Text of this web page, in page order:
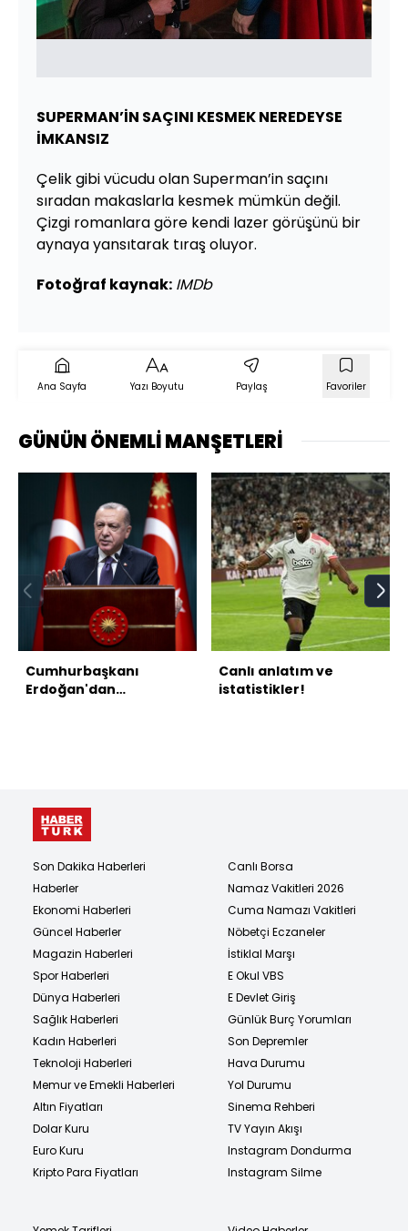
SUPERMAN’İN SAÇINI KESMEK NEREDEYSE
İMKANSIZ
Çelik gibi vücudu olan Superman’in saçını
sıradan makaslarla kesmek mümkün değil.
Çizgi romanlara göre kendi lazer görüşünü bir
aynaya yansıtarak tıraş oluyor.
Fotoğraf kaynak: IMDb
Ana Sayfa Yazı Boyutu Paylaş Favoriler
GÜNÜN ÖNEMLİ MANŞETLERİ
Cumhurbaşkanı
Erdoğan'dan
Canlı anlatım ve
istatistikler!
Son Dakika Haberleri
Haberler
Ekonomi Haberleri
Güncel Haberler
Magazin Haberleri
Spor Haberleri
Dünya Haberleri
Sağlık Haberleri
Kadın Haberleri
Teknoloji Haberleri
Memur ve Emekli Haberleri
Altın Fiyatları
Dolar Kuru
Euro Kuru
Kripto Para Fiyatları
Canlı Borsa
Namaz Vakitleri 2026
Cuma Namazı Vakitleri
Nöbetçi Eczaneler
İstiklal Marşı
E Okul VBS
E Devlet Giriş
Günlük Burç Yorumları
Son Depremler
Hava Durumu
Yol Durumu
Sinema Rehberi
TV Yayın Akışı
Instagram Dondurma
Instagram Silme